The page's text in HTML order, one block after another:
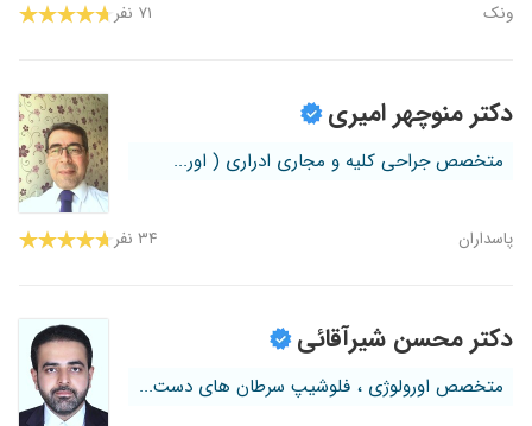
ونک ۷۱ نفر
دکتر منوچهر امیری
متخصص جراحی کلیه و مجاری ادراری ( اور...
پاسداران ۳۴ نفر
دکتر محسن شیرآقائی
متخصص اورولوژی ، فلوشیپ سرطان های دست...